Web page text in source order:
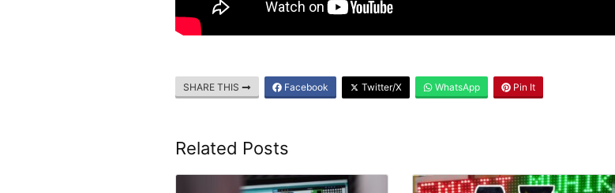
SHARE THIS Facebook Twitter/X WhatsApp Pin It
Related Posts